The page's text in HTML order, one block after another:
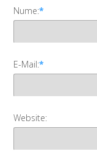
Nume:*
E-Mail:*
Website: